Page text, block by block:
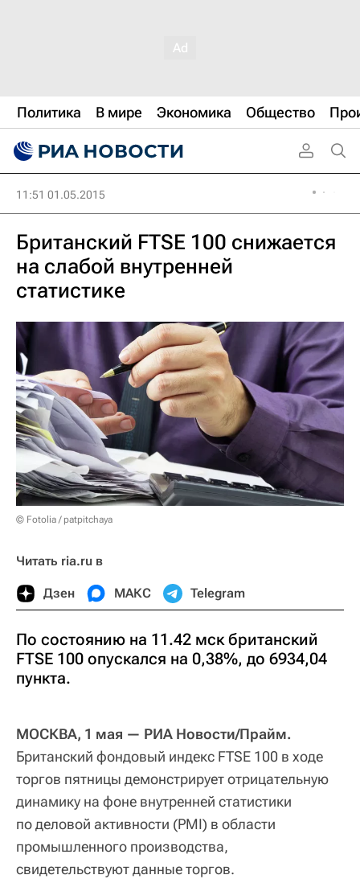
Политика В мире Экономика Общество
11:51 01.05.2015
Британский FTSE 100 снижается
на слабой внутренней
статистике
© Fotolia / patpitchaya
Читать ria.ru в
Дзен МАКС Telegram
По состоянию на 11.42 мск британский
FTSE 100 опускался на 0,38%, до 6934,04
пункта.
МОСКВА, 1 мая — РИА Новости/Прайм.
Британский фондовый индекс FTSE 100 в ходе
торгов пятницы демонстрирует отрицательную
динамику на фоне внутренней статистики
по деловой активности (PMI) в области
промышленного производства,
свидетельствуют данные торгов.